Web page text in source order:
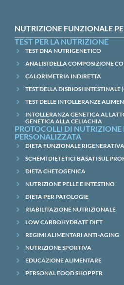
NUTRIZIONE FUNZIONALE
TEST PER LA NUTRIZIONE
TEST DNA NUTRIGENETICO
ANALISI DELLA COMPOSIZIONE
CALORIMETRIA INDIRETTA
TEST DELLA DISBIOSI INTESTINALE
TEST DELLE INTOLLERANZE
INTOLLERANZA GENETICA AL
GENETICA ALLA CELIACHIA
PROTOCOLLI DI
PERSONALIZZATA
DIETA FUNZIONALE RIGENERATIVA
SCHEMI DIETETICI BASATI SUL
DIETA CHETOGENICA
NUTRIZIONE PELLE E INTESTINO
DIETA PER PATOLOGIE
RIABILITAZIONE NUTRIZIONALE
LOW CARBOHYDRATE DIET
REGIMI ALIMENTARI ANTI-AGING
NUTRIZIONE SPORTIVA
EDUCAZIONE ALIMENTARE
PERSONAL FOOD SHOPPER